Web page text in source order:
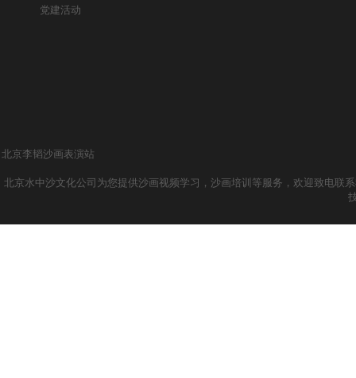
党建活动
北京李韬沙画表演站
北京水中沙文化公司为您提供沙画视频学习，沙画培训等服务，欢迎致电联